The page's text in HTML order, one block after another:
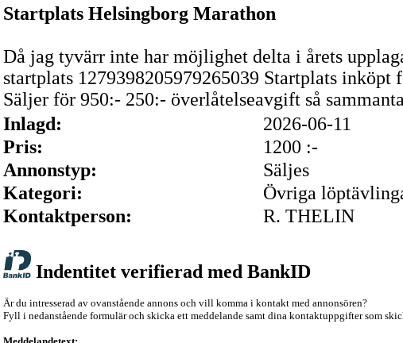
Startplats Helsingborg Marathon
Då jag tyvärr inte har möjlighet delta i årets
startplats 1279398205979265039 Startplats inköpt
Säljer för 950:- 250:- överlåtelseavgift så
Inlagd:
2026-06-11
Pris:
1200 :-
Annonstyp:
Säljes
Kategori:
Övriga
Kontaktperson:
R. THELIN
Indentitet verifierad med BankID
Är du intresserad av ovanstående annons och vill komma i kontakt med annonsören?
Fyll i nedanstående formulär och skicka ett meddelande samt dina kontaktuppgifter som